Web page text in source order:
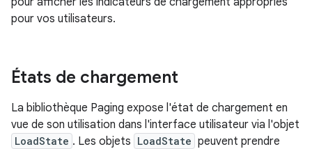
pour vos utilisateurs.
États de chargement
La bibliothèque Paging expose l'état de chargement en
vue de son utilisation dans l'interface utilisateur via l'objet
LoadState . Les objets LoadState peuvent prendre